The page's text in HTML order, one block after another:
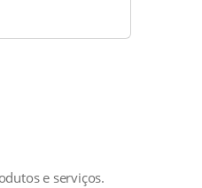
e serviços.